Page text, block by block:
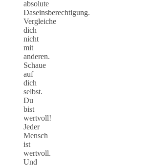
absolute
Daseinsberechtigung.
Vergleiche
dich
nicht
mit
anderen.
Schaue
auf
dich
selbst.
Du
bist
wertvoll!
Jeder
Mensch
ist
wertvoll.
Und